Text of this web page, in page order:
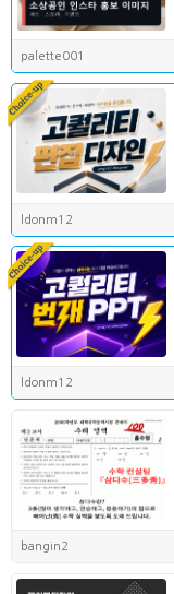
palette001
ldonm12
ldonm12
bangin2